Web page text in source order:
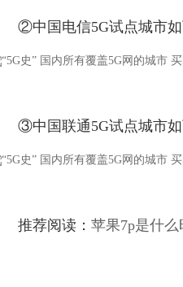
②中国电信5G试点城市如
③中国联通5G试点城市如
推荐阅读： 苹果7p是什